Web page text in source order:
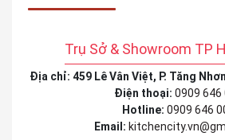
Trụ Sở & Showroom TP
Địa chỉ: 459 Lê Vân Việt, P. Tăng
Điện thoại: 0909 646
Hotline: 0909 646
Email: